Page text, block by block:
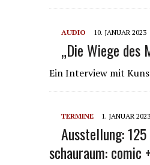
AUDIO 10. JANUAR 2023
„Die Wiege des
Ein Interview mit
TERMINE 1. JANUAR 2023
Ausstellung:
schauraum: comic